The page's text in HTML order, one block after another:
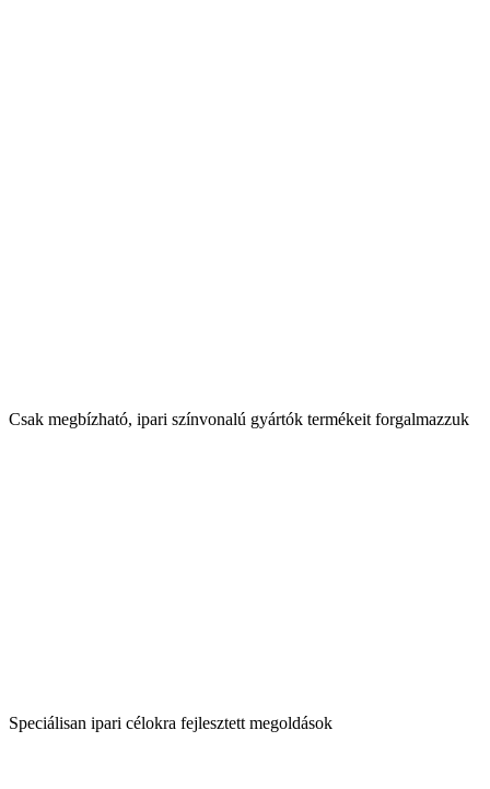
Csak megbízható, ipari színvonalú gyártók termékeit forgalmazzuk
Speciálisan ipari célokra fejlesztett megoldások